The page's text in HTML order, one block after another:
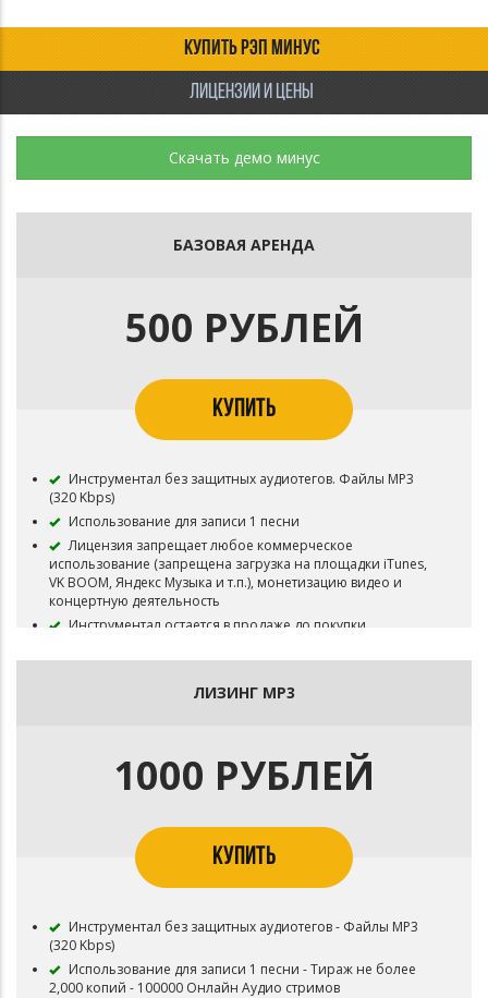
КУПИТЬ РЭП МИНУС
ЛИЦЕНЗИИ И ЦЕНЫ
Скачать демо минус
БАЗОВАЯ АРЕНДА
500 РУБЛЕЙ
КУПИТЬ
Инструментал без защитных аудиотегов. Файлы MP3
(320 Kbps)
Использование для записи 1 песни
Лицензия запрещает любое коммерческое
использование (запрещена загрузка на площадки iTunes,
VK BOOM, Яндекс Музыка и т.п.), монетизацию видео и
концертную деятельность
Инструментал остается в продаже до покупки
В названии трека необходимо указать (Prod.
Приобретая данный тип лицензии Вы соглашаетесь с
условиями пользования.
ЛИЗИНГ MP3
1000 РУБЛЕЙ
КУПИТЬ
Инструментал без защитных аудиотегов - Файлы MP3
(320 Kbps)
Использование для записи 1 песни - Тираж не более
2,000 копий - 100000 Онлайн Аудио стримов